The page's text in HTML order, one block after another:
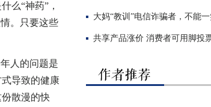
么“神药”，
。只要这些
人的问题是
导致的健康
散漫的快
大妈“教训”电信诈骗者，不能
共享产品涨价 消费者可用脚投